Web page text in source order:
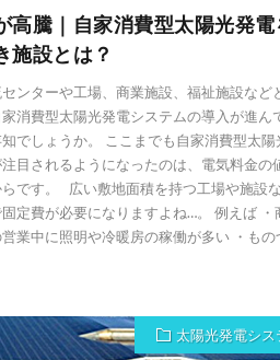
高騰｜自家消費型太陽光発電
施設とは？
ンターや工場、商業施設、福祉施設など
消費型太陽光発電システムの導入が進ん
でしょうか。 ここまでも自家消費型太陽
目されるようになったのは、電気料金の
らです。 広い敷地面積を持つ工場や施設な
定費が必要になりますよね…。 例えば ・
業中に照明や冷暖房の稼働が多い ・もの
太陽光発電シス